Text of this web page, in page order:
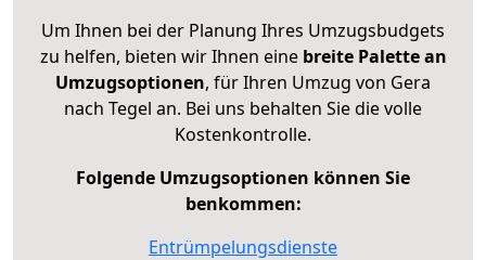
Um Ihnen bei der Planung Ihres Umzugsbudgets
zu helfen, bieten wir Ihnen eine breite Palette an
Umzugsoptionen, für Ihren Umzug von Gera
nach Tegel an. Bei uns behalten Sie die volle
Kostenkontrolle.
Folgende Umzugsoptionen können Sie
benkommen:
Entrümpelungsdienste